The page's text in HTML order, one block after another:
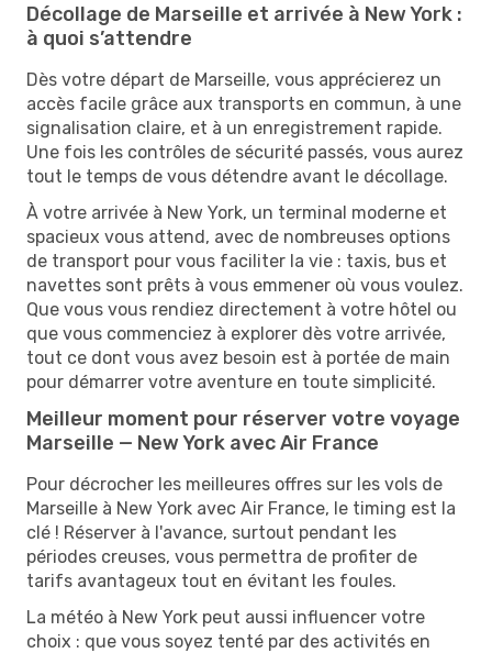
Décollage de Marseille et arrivée à New York :
à quoi s’attendre
Dès votre départ de Marseille, vous apprécierez un
accès facile grâce aux transports en commun, à une
signalisation claire, et à un enregistrement rapide.
Une fois les contrôles de sécurité passés, vous aurez
tout le temps de vous détendre avant le décollage.
À votre arrivée à New York, un terminal moderne et
spacieux vous attend, avec de nombreuses options
de transport pour vous faciliter la vie : taxis, bus et
navettes sont prêts à vous emmener où vous voulez.
Que vous vous rendiez directement à votre hôtel ou
que vous commenciez à explorer dès votre arrivée,
tout ce dont vous avez besoin est à portée de main
pour démarrer votre aventure en toute simplicité.
Meilleur moment pour réserver votre voyage
Marseille — New York avec Air France
Pour décrocher les meilleures offres sur les vols de
Marseille à New York avec Air France, le timing est la
clé ! Réserver à l'avance, surtout pendant les
périodes creuses, vous permettra de profiter de
tarifs avantageux tout en évitant les foules.
La météo à New York peut aussi influencer votre
choix : que vous soyez tenté par des activités en